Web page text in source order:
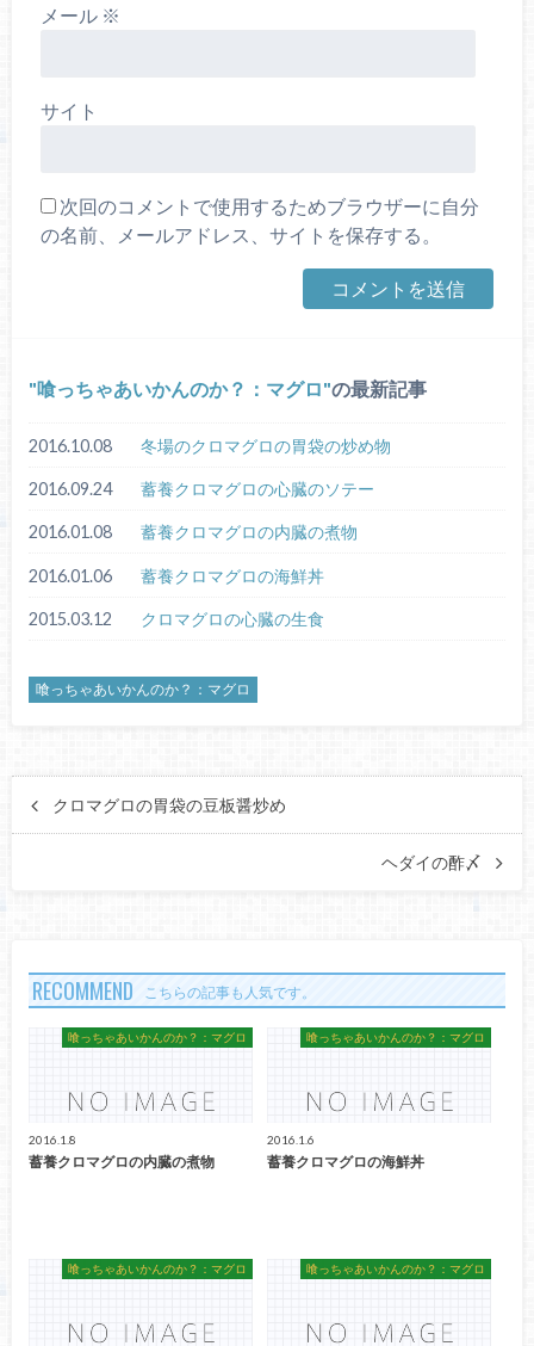
メール ※
サイト
次回のコメントで使用するためブラウザーに自分
の名前、メールアドレス、サイトを保存する。
喰っちゃあいかんのか？：マグロ の最新記事
2016.10.08 冬場のクロマグロの胃袋の炒め物
2016.09.24 蓄養クロマグロの心臓のソテー
2016.01.08 蓄養クロマグロの内臓の煮物
2016.01.06 蓄養クロマグロの海鮮丼
2015.03.12 クロマグロの心臓の生食
喰っちゃあいかんのか？：マグロ
クロマグロの胃袋の豆板醤炒め
ヘダイの酢〆
RECOMMEND こちらの記事も人気です。
喰っちゃあいかんのか？：マグロ
2016.1.8
蓄養クロマグロの内臓の煮物
喰っちゃあいかんのか？：マグロ
2016.1.6
蓄養クロマグロの海鮮丼
喰っちゃあいかんのか？：マグロ 喰っちゃあいかんのか？：マグロ